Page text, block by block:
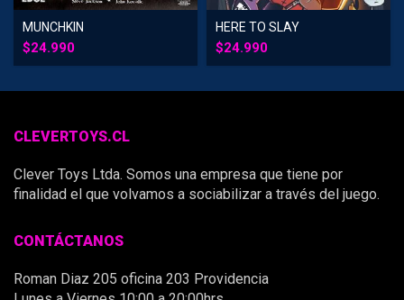
MUNCHKIN
$24.990
HERE TO SLAY
$24.990
CLEVERTOYS.CL
Clever Toys Ltda. Somos una empresa que tiene por
finalidad el que volvamos a sociabilizar a través del juego.
CONTÁCTANOS
Roman Diaz 205 oficina 203 Providencia